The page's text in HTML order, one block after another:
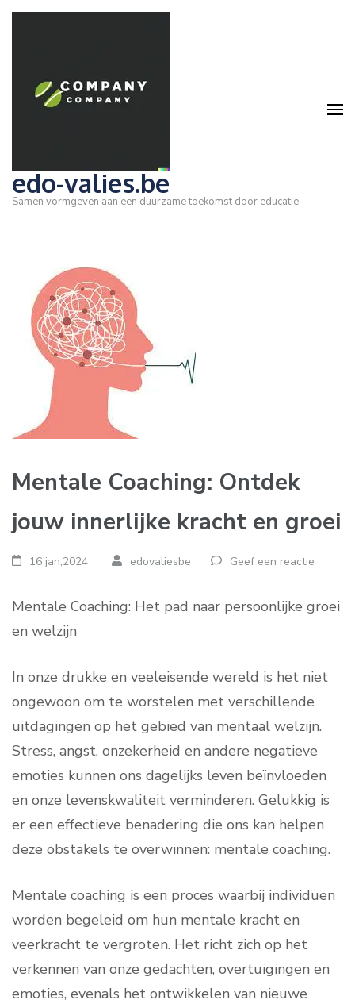
Ga
edo-valies.be
Samen vormgeven aan een duurzame toekomst door educatie
Mentale Coaching: Ontdek
jouw innerlijke kracht en groei
16 jan,2024 edovaliesbe Geef een reactie
Mentale Coaching: Het pad naar persoonlijke groei
en welzijn
In onze drukke en veeleisende wereld is het niet
ongewoon om te worstelen met verschillende
uitdagingen op het gebied van mentaal welzijn.
Stress, angst, onzekerheid en andere negatieve
emoties kunnen ons dagelijks leven beïnvloeden
en onze levenskwaliteit verminderen. Gelukkig is
er een effectieve benadering die ons kan helpen
deze obstakels te overwinnen: mentale coaching.
Mentale coaching is een proces waarbij individuen
worden begeleid om hun mentale kracht en
veerkracht te vergroten. Het richt zich op het
verkennen van onze gedachten, overtuigingen en
emoties, evenals het ontwikkelen van nieuwe